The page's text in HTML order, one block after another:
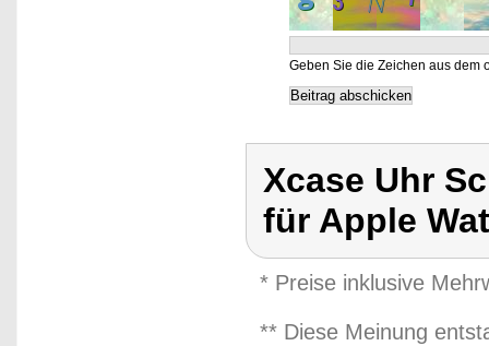
Geben Sie die Zeichen aus dem
Xcase Uhr
für Apple
* Preise inklusive
** Diese Meinung